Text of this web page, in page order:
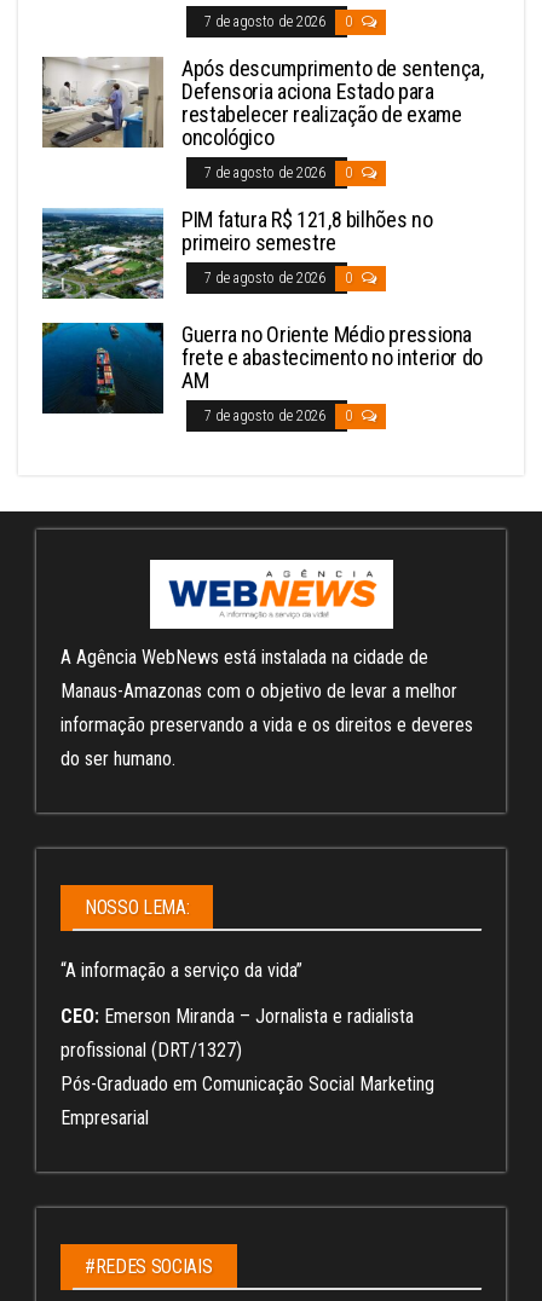
7 de agosto de 2026 0
Após descumprimento de sentença,
Defensoria aciona Estado para
restabelecer realização de exame
oncológico
7 de agosto de 2026 0
PIM fatura R$ 121,8 bilhões no
primeiro semestre
7 de agosto de 2026 0
Guerra no Oriente Médio pressiona
frete e abastecimento no interior do
AM
7 de agosto de 2026 0
A Agência WebNews está instalada na cidade de
Manaus-Amazonas com o objetivo de levar a melhor
informação preservando a vida e os direitos e deveres
do ser humano.
NOSSO LEMA:
“A informação a serviço da vida”
CEO: Emerson Miranda – Jornalista e radialista
profissional (DRT/1327)
Pós-Graduado em Comunicação Social Marketing
Empresarial
#REDES SOCIAIS